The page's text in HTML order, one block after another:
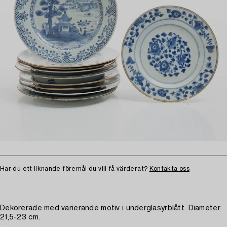
Har du ett liknande föremål du vill få värderat? Kontakta oss
Dekorerade med varierande motiv i underglasyrblått. Diameter
21,5-23 cm.